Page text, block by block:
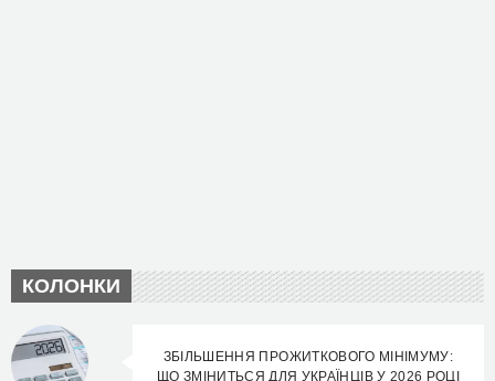
КОЛОНКИ
ЗБІЛЬШЕННЯ ПРОЖИТКОВОГО МІНІМУМУ:
ЩО ЗМІНИТЬСЯ ДЛЯ УКРАЇНЦІВ У 2026 РОЦІ